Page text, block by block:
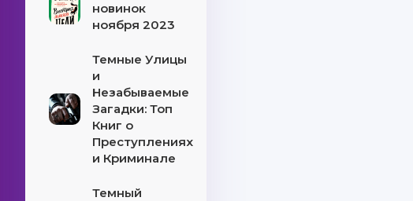
новинок
ноября 2023
Темные Улицы
и
Незабываемые
Загадки: Топ
Книг о
Преступлениях
и Криминале
Темный